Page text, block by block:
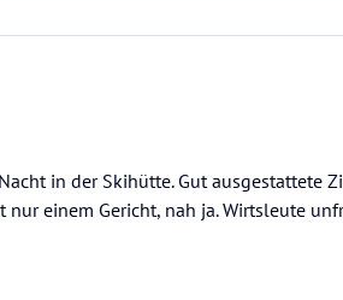
in der Skihütte. Gut ausgestattete
nur einem Gericht, nah ja. Wirtsleute